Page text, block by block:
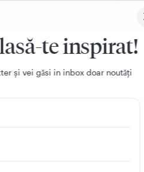
pregatesti.
sa schimbi
te inspirat!
și vei gǎsi in inbox doar noutǎți